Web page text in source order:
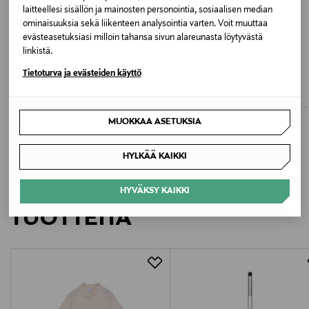
laitteellesi sisällön ja mainosten personointia, sosiaalisen median
ominaisuuksia sekä liikenteen analysointia varten. Voit muuttaa
evästeasetuksiasi milloin tahansa sivun alareunasta löytyvästä
linkistä.
Tietoturva ja evästeiden käyttö
MUOKKAA ASETUKSIA
HYLKÄÄ KAIKKI
HYVÄKSY KAIKKI
Kiina
Valmistajan tuotenumero
10434
Valmistaja
Livly AB
Livly AB, Klangfärgsgatan 16, 426 52 Västra Frölunda,
Sweden
Avainsanat
ETUKUPONKITUOTE
NbffiCherry-body
LISÄÄ KIINNOSTAVIA
TUOTTEITA